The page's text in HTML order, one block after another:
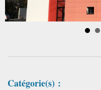
Catégorie(s) :